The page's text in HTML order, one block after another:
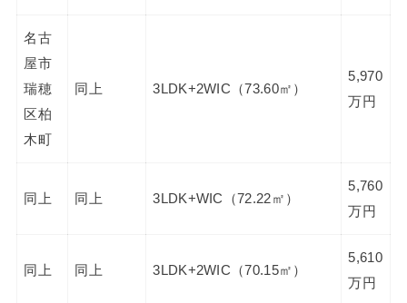
名古
屋市
瑞穂
区柏
木町
同上 3LDK+2WIC（73.60㎡）
5,970
万円
同上 同上 3LDK+WIC（72.22㎡）
5,760
万円
同上 同上 3LDK+2WIC（70.15㎡）
5,610
万円